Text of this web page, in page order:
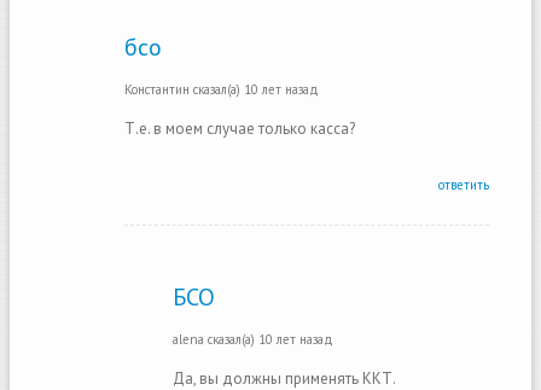
бсо
Константин сказал(а) 10 лет назад
Т.е. в моем случае только касса?
ответить
БСО
alena сказал(а) 10 лет назад
Да, вы должны применять ККТ.